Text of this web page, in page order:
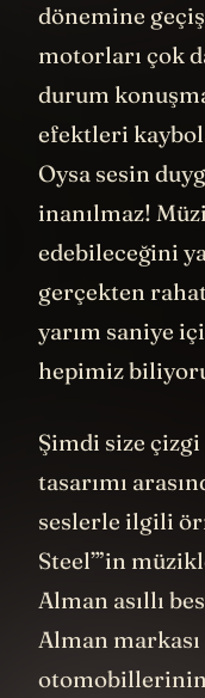
dönemine
motorları çok
durum
efektleri
Oysa sesin
inanılmaz!
edebileceğini
gerçekten
yarım saniye
hepimiz
Şimdi size
tasarımı
seslerle ilgili
Steel”’in
Alman asıllı
Alman
otomobillerinin